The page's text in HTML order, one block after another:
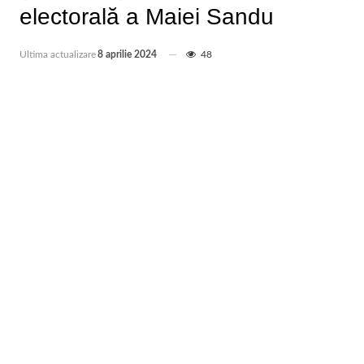
electorală a Maiei Sandu
Ultima actualizare8 aprilie 2024 48